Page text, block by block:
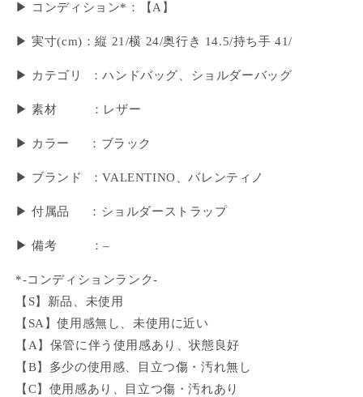
▶ コンディション*：【A】
▶︎ 実寸(cm)：縦 21/横 24/奥行き 14.5/持ち手 41/
▶ カテゴリ ：ハンドバッグ、ショルダーバッグ
▶ 素材 ：レザー
▶ カラー ：ブラック
▶ ブランド ：VALENTINO、バレンティノ
▶ 付属品 ：ショルダーストラップ
▶︎ 備考 ：–
*-コンディションランク-
【S】新品、未使用
【SA】使用感無し、未使用に近い
【A】保管に伴う使用感あり、状態良好
【B】多少の使用感、目立つ傷・汚れ無し
【C】使用感あり、目立つ傷・汚れあり